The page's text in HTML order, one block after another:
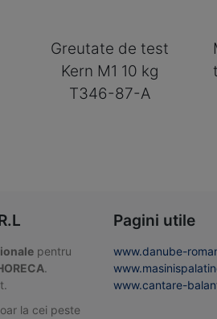
Greutate de test
Kern M1 10 kg
T346-87-A
pentru
.
la cei peste
Pagini utile
www.danube-
www.cantare-